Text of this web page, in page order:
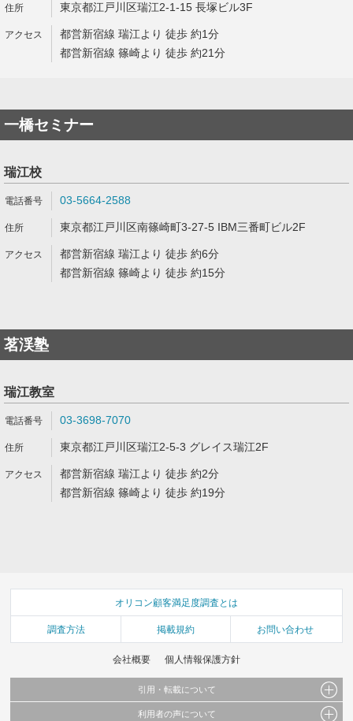
東京都江戸川区瑞江2-1-15 長塚ビル3F
都営新宿線 瑞江より 徒歩 約1分
都営新宿線 篠崎より 徒歩 約21分
一橋セミナー
瑞江校
03-5664-2588
東京都江戸川区南篠崎町3-27-5 IBM三番町ビル2F
都営新宿線 瑞江より 徒歩 約6分
都営新宿線 篠崎より 徒歩 約15分
茗渓塾
瑞江教室
03-3698-7070
東京都江戸川区瑞江2-5-3 グレイス瑞江2F
都営新宿線 瑞江より 徒歩 約2分
都営新宿線 篠崎より 徒歩 約19分
オリコン顧客満足度調査とは
調査方法 掲載規約 お問い合わせ
会社概要 個人情報保護方針
引用・転載について
当サイトで公開されている情報（文字、写真、イラスト、画像データ等）及びこれらの配
利用者の声について